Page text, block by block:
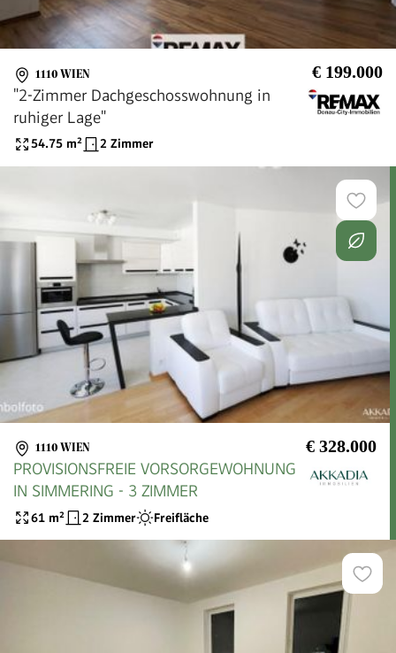
1110 WIEN € 199.000
"2-Zimmer Dachgeschosswohnung in
ruhiger Lage"
54.75 m² 2 Zimmer
1110 WIEN € 328.000
PROVISIONSFREIE VORSORGEWOHNUNG
IN SIMMERING - 3 ZIMMER
61 m² 2 Zimmer Freifläche